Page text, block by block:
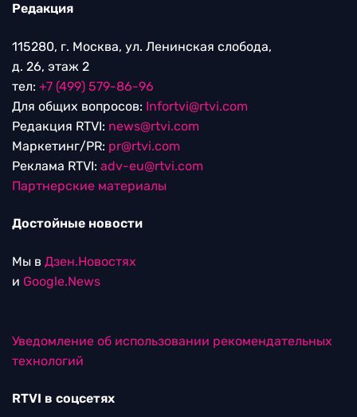
Редакция
115280, г. Москва, ул. Ленинская слобода,
д. 26, этаж 2
тел: +7 (499) 579-86-96
Для общих вопросов: Infortvi@rtvi.com
Редакция RTVI: news@rtvi.com
Маркетинг/PR: pr@rtvi.com
Реклама RTVI: adv-eu@rtvi.com
Партнерские материалы
Достойные новости
Мы в Дзен.Новостях
и Google.News
Уведомление об использовании рекомендательных
технологий
RTVI в соцсетях